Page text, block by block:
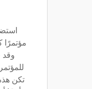
مؤتمرًا
تكن